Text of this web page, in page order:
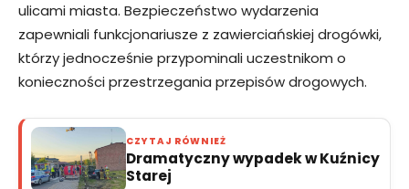
ulicami miasta. Bezpieczeństwo wydarzenia
zapewniali funkcjonariusze z zawierciańskiej drogówki,
którzy jednocześnie przypominali uczestnikom o
konieczności przestrzegania przepisów drogowych.
CZYTAJ RÓWNIEŻ
Dramatyczny wypadek w Kuźnicy
Starej